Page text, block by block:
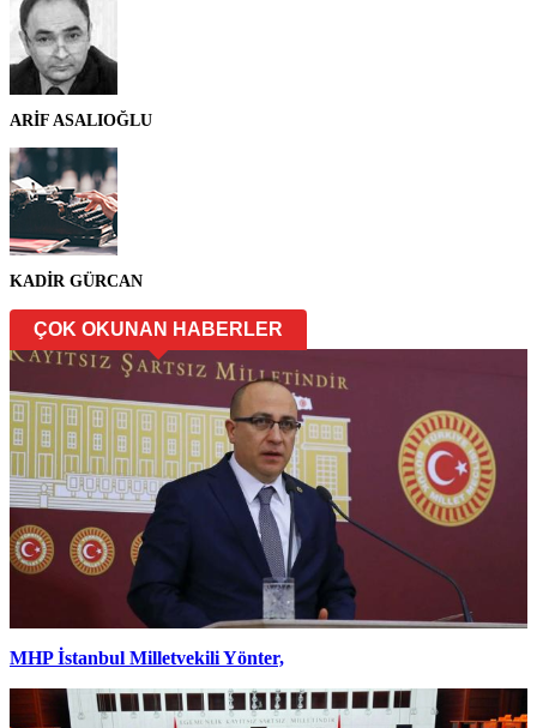
ARİF ASALIOĞLU
KADİR GÜRCAN
ÇOK OKUNAN HABERLER
MHP İstanbul Milletvekili Yönter,